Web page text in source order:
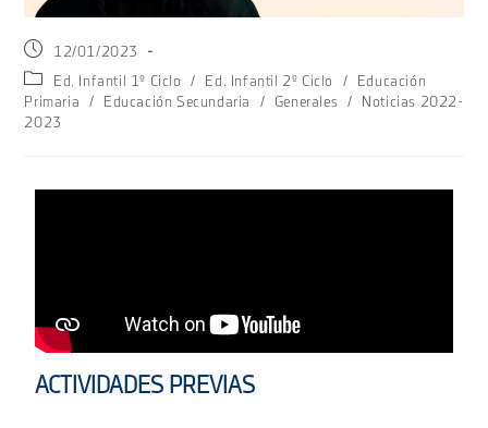
12/01/2023
Ed. Infantil 1º Ciclo
/ Ed. Infantil 2º Ciclo /
Educación
Primaria
/ Educación Secundaria / Generales /
Noticias 2022-
2023
ACTIVIDADES PREVIAS